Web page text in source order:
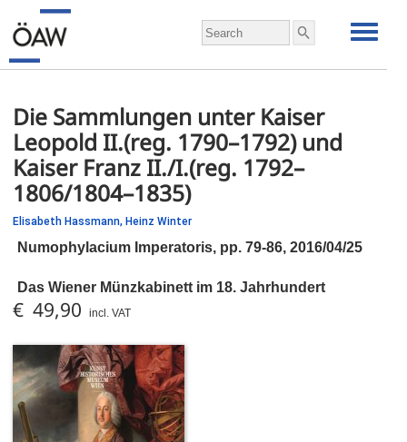
Die Sammlungen unter Kaiser
Leopold II.(reg. 1790–1792) und
Kaiser Franz II./I.(reg. 1792–
1806/1804–1835)
Elisabeth Hassmann, Heinz Winter
Numophylacium Imperatoris, pp. 79-86, 2016/04/25
Das Wiener Münzkabinett im 18. Jahrhundert
€ 49,90 incl. VAT